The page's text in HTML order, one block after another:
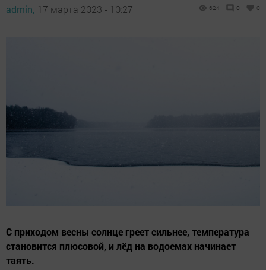
admin, 17 марта 2023 - 10:27 624 0 0
С приходом весны солнце греет сильнее, температура
становится плюсовой, и лёд на водоемах начинает
таять.